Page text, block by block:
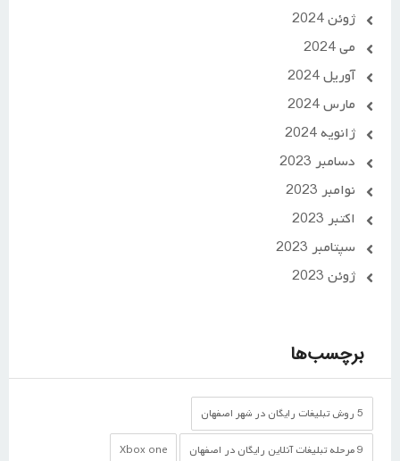
ژوئن 2024
می 2024
آوریل 2024
مارس 2024
ژانویه 2024
دسامبر 2023
نوامبر 2023
اکتبر 2023
سپتامبر 2023
ژوئن 2023
برچسب‌ها
5 روش تبلیغات رایگان در شهر اصفهان
9 مرحله تبلیغات آنلاین رایگان در اصفهان Xbox one